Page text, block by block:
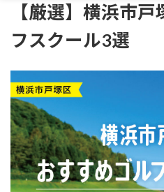
【厳選】横浜市
フスクール3選